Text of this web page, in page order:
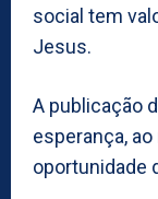
social tem
Jesus.
A publicação
esperança,
oportunidade